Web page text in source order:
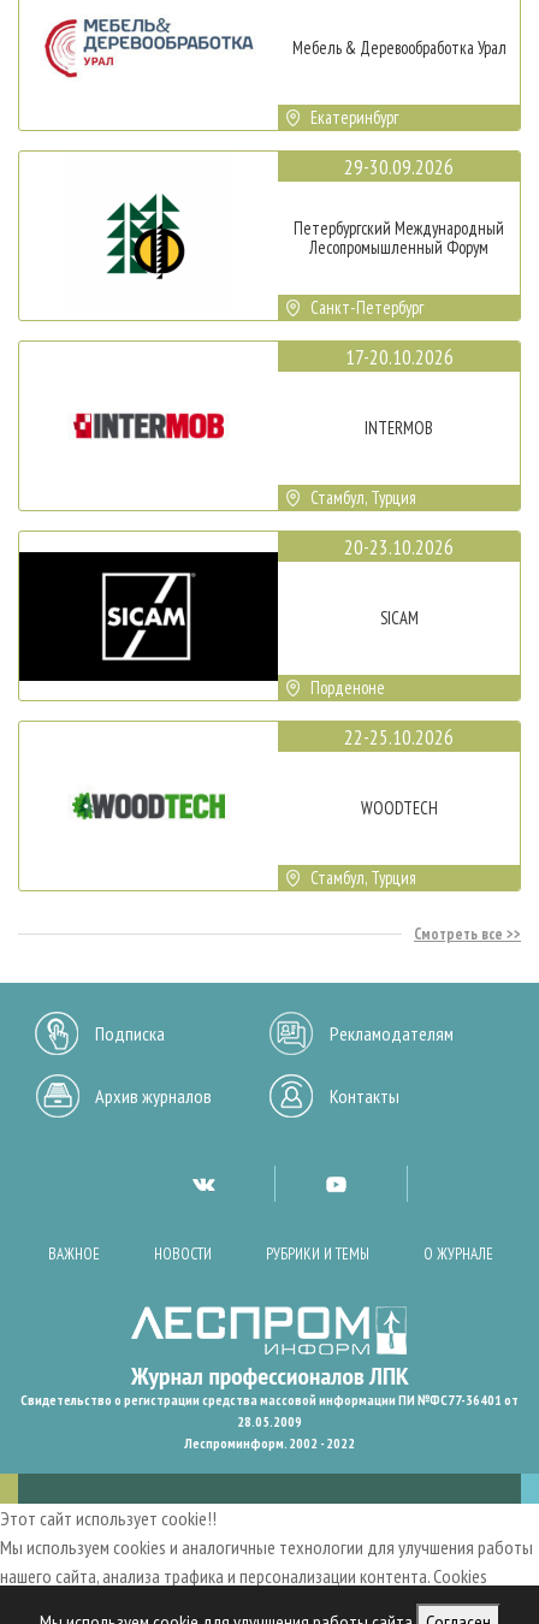
Мебель & Деревообработка Урал
Екатеринбург
29-30.09.2026
Петербургский Международный
Лесопромышленный Форум
Санкт-Петербург
17-20.10.2026
INTERMOB
Стамбул, Турция
20-23.10.2026
SICAM
Порденоне
22-25.10.2026
WOODTECH
Стамбул, Турция
Смотреть все
Подписка Рекламодателям
Архив журналов Контакты
ВАЖНОЕ НОВОСТИ РУБРИКИ И ТЕМЫ О ЖУРНАЛЕ
Свидетельство о регистрации средства массовой информации ПИ №ФС77-36401 от
28.05.2009
Леспроминформ. 2002 - 2022
Этот сайт использует cookie!!
Мы используем cookies и аналогичные технологии для улучшения работы
нашего сайта, анализа трафика и персонализации контента. Cookies